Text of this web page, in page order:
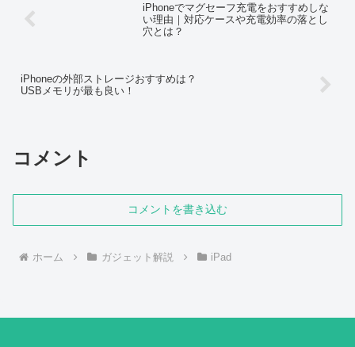
iPhoneでマグセーフ充電をおすすめしな
い理由｜対応ケースや充電効率の落とし
穴とは？
iPhoneの外部ストレージおすすめは？
USBメモリが最も良い！
コメント
コメントを書き込む
ホーム ガジェット解説 iPad